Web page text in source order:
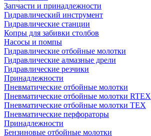
Запчасти и принадлежности
Гидравлический инструмент
Гидравлические станции
Копры для забивки столбов
Насосы и помпы
Гидравлические отбойные молотки
Гидравлические алмазные дрели
Гидравлические резчики
Принадлежности
Пневматические отбойные молотки
Пневматические отбойные молотки RTEX
Пневматические отбойные молотки TEX
Пневматические перфораторы
Принадлежности
Бензиновые отбойные молотки